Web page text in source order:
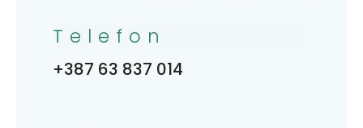
Telefon
+387 63 837 014